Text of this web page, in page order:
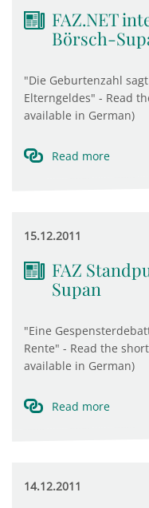
FAZ.NET
Börsch-
"Die Geburtenzahl
Elterngeldes" - Read
available in German)
Read more
15.12.2011
FAZ
Supan
"Eine
Rente" - Read the
available in German)
Read more
14.12.2011